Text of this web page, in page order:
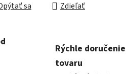
sa Zdieľať
Rýchle doručenie
tovaru